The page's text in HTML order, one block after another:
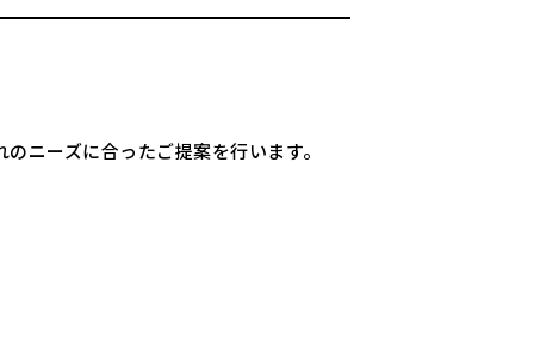
ニーズに合ったご提案を行います。